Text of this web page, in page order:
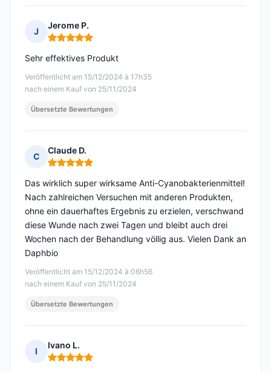
J
Jerome P.
Hinweis: 5 von 5
Veröffentlicht am 15/12/2024 à 17h35
nach einem Kauf von 25/11/2024
Sehr effektives Produkt
Übersetzte Bewertungen
C
Claude D.
Hinweis: 5 von 5
Veröffentlicht am 15/12/2024 à 06h56
nach einem Kauf von 25/11/2024
Das wirklich super wirksame Anti-Cyanobakterienmittel!
Nach zahlreichen Versuchen mit anderen Produkten,
ohne ein dauerhaftes Ergebnis zu erzielen, verschwand
diese Wunde nach zwei Tagen und bleibt auch drei
Wochen nach der Behandlung völlig aus. Vielen Dank an
Daphbio
Übersetzte Bewertungen
I
Ivano L.
Hinweis: 5 von 5